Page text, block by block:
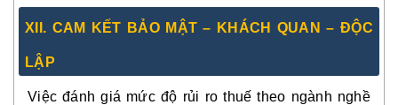
XII. CAM KẾT BẢO MẬT – KHÁCH QUAN – ĐỘC
LẬP
Việc đánh giá mức độ rủi ro thuế theo ngành nghề